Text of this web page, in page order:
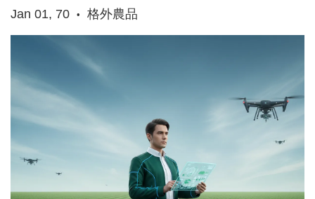
Jan 01, 70 • 格外農品